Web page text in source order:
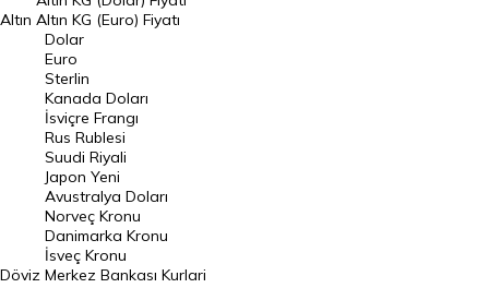
Euro Kuru
Pound Kuru
Frank Kuru
Riyal Kuru
Avustralya Doları
Danimarka Kronu Kuru
Kanada Doları Kuru
Norveç Kronu Kuru
Altın Altın KG (Euro) Fiyatı
Döviz
Dolar
Euro
Sterlin
Kanada Doları
İsviçre Frangı
Rus Rublesi
Suudi Riyali
Japon Yeni
Avustralya Doları
Norveç Kronu
Danimarka Kronu
İsveç Kronu
Merkez Bankası Kurlari